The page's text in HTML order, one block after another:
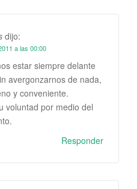
dijo:
a las 00:00
estar siempre delante
avergonzarnos de nada,
y conveniente.
voluntad por medio del
Responder